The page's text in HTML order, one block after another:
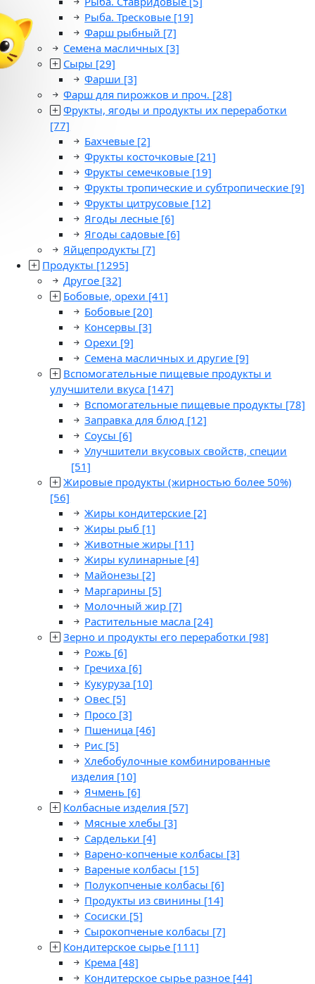
Рыба. Тресковые [19]
Фарш рыбный [7]
Семена масличных [3]
Сыры [29]
Фарши [3]
Фарш для пирожков и проч. [28]
Фрукты, ягоды и продукты их переработки
[77]
Бахчевые [2]
Фрукты косточковые [21]
Фрукты семечковые [19]
Фрукты тропические и субтропические [9]
Фрукты цитрусовые [12]
Ягоды лесные [6]
Ягоды садовые [6]
Яйцепродукты [7]
Продукты [1295]
Другое [32]
Бобовые, орехи [41]
Бобовые [20]
Консервы [3]
Орехи [9]
Семена масличных и другие [9]
Вспомогательные пищевые продукты и
улучшители вкуса [147]
Вспомогательные пищевые продукты [78]
Заправка для блюд [12]
Соусы [6]
Улучшители вкусовых свойств, специи
[51]
Жировые продукты (жирностью более 50%)
[56]
Жиры кондитерские [2]
Жиры рыб [1]
Животные жиры [11]
Жиры кулинарные [4]
Майонезы [2]
Маргарины [5]
Молочный жир [7]
Растительные масла [24]
Зерно и продукты его переработки [98]
Рожь [6]
Гречиха [6]
Кукуруза [10]
Овес [5]
Просо [3]
Пшеница [46]
Рис [5]
Хлебобулочные комбинированные
изделия [10]
Ячмень [6]
Колбасные изделия [57]
Мясные хлебы [3]
Сардельки [4]
Варено-копченые колбасы [3]
Вареные колбасы [15]
Полукопченые колбасы [6]
Продукты из свинины [14]
Сосиски [5]
Сырокопченые колбасы [7]
Кондитерское сырье [111]
Крема [48]
Кондитерское сырье разное [44]